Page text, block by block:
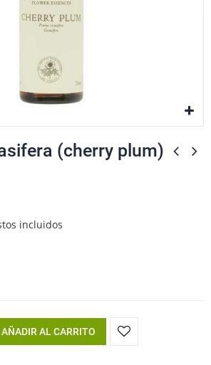
(cherry plum)
incluidos
AÑADIR AL CARRITO